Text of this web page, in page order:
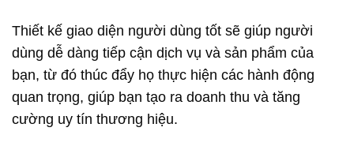
Thiết kế giao diện người dùng tốt sẽ giúp người
dùng dễ dàng tiếp cận dịch vụ và sản phẩm của
bạn, từ đó thúc đẩy họ thực hiện các hành động
quan trọng, giúp bạn tạo ra doanh thu và tăng
cường uy tín thương hiệu.